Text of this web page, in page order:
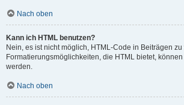
Nach oben
Kann ich HTML benutzen?
Nein, es ist nicht möglich, HTML-Code in Beiträgen
Formatierungsmöglichkeiten, die HTML bietet,
werden.
Nach oben